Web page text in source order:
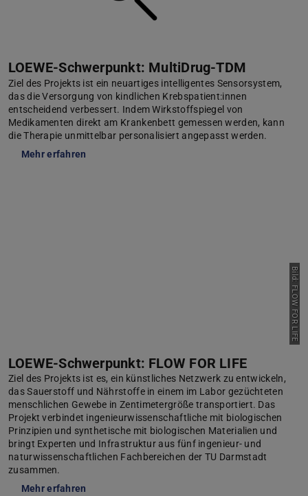
LOEWE-Schwerpunkt: MultiDrug-TDM
Ziel des Projekts ist ein neuartiges intelligentes Sensorsystem,
das die Versorgung von kindlichen Krebspatient:innen
entscheidend verbessert. Indem Wirkstoffspiegel von
Medikamenten direkt am Krankenbett gemessen werden, kann
die Therapie unmittelbar personalisiert angepasst werden.
Mehr erfahren
Bild: FLOW FOR LIFE
LOEWE-Schwerpunkt: FLOW FOR LIFE
Ziel des Projekts ist es, ein künstliches Netzwerk zu entwickeln,
das Sauerstoff und Nährstoffe in einem im Labor gezüchteten
menschlichen Gewebe in Zentimetergröße transportiert. Das
Projekt verbindet ingenieurwissenschaftliche mit biologischen
Prinzipien und synthetische mit biologischen Materialien und
bringt Experten und Infrastruktur aus fünf ingenieur- und
naturwissenschaftlichen Fachbereichen der TU Darmstadt
zusammen.
Mehr erfahren